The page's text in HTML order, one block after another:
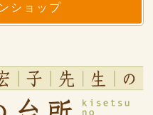
ショップ